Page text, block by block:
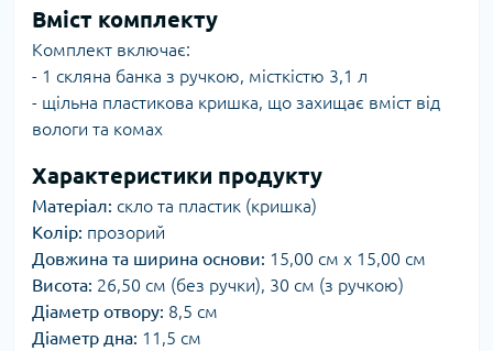
Вміст комплекту
Комплект включає:
- 1 скляна банка з ручкою, місткістю 3,1 л
- щільна пластикова кришка, що захищає вміст від
вологи та комах
Характеристики продукту
Матеріал: скло та пластик (кришка)
Колір: прозорий
Довжина та ширина основи: 15,00 см x 15,00 см
Висота: 26,50 см (без ручки), 30 см (з ручкою)
Діаметр отвору: 8,5 см
Діаметр дна: 11,5 см